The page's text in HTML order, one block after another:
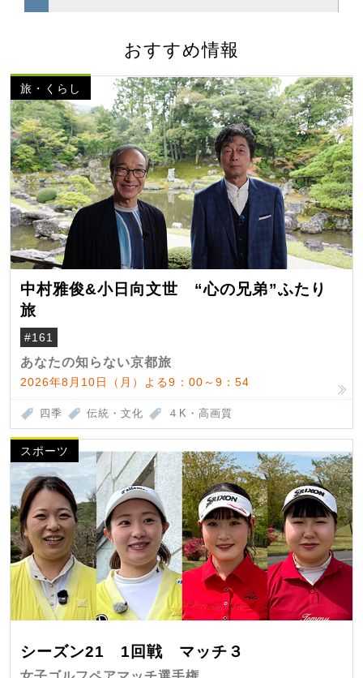
おすすめ情報
旅・くらし
中村雅俊&小日向文世 “心の兄弟”ふたり
旅
#161
あなたの知らない京都旅
2026年8月10日（月）よる9：00～9：54
四季 伝統・文化 ４K・高画質
スポーツ
シーズン21 1回戦 マッチ３